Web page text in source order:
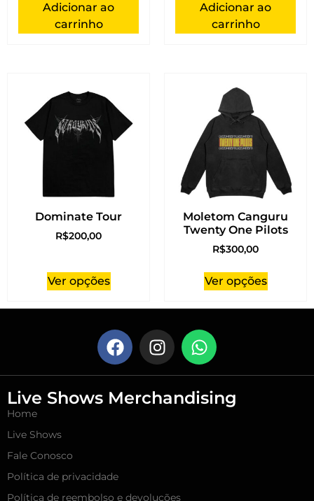
Adicionar ao
carrinho
Adicionar ao
carrinho
Dominate Tour
R$200,00
Ver opções
Moletom Canguru
Twenty One Pilots
R$300,00
Ver opções
Live Shows Merchandising
Home
Live Shows
Fale Conosco
Política de privacidade
Política de reembolso e devoluções